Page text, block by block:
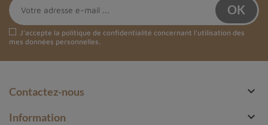
J'accepte la politique de confidentialité concernant l'utilisation des
mes données personnelles.
Contactez-nous 
Information 